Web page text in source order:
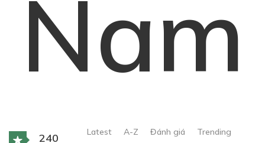
Nam
240
Latest A-Z Đánh giá Trending